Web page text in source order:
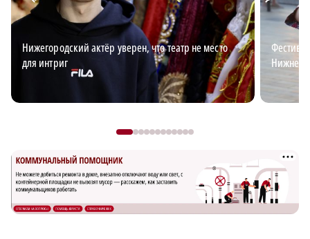
Нижегородский актёр уверен, что театр не место
для интриг